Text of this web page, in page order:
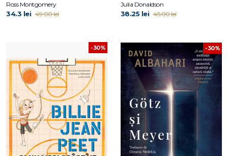
Ross Montgomery
34.3 lei 49.00 lei
Julia Donaldson
38.25 lei 45.00 lei
-30% -30%